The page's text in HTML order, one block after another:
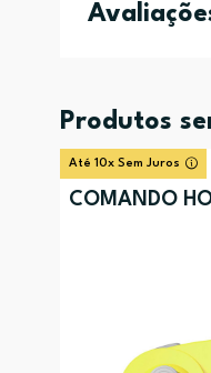
Produtos
Até 10x Sem Juros
COMANDO